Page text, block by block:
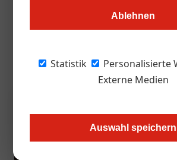
Ablehnen
Statistik
Personalisierte
Externe Medien
Auswahl speichern
Hotels scheitern selten an den Kosten,
Hoteliers betriebswirtschaftlich fitter